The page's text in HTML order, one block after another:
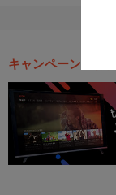
キャンペーン・お得